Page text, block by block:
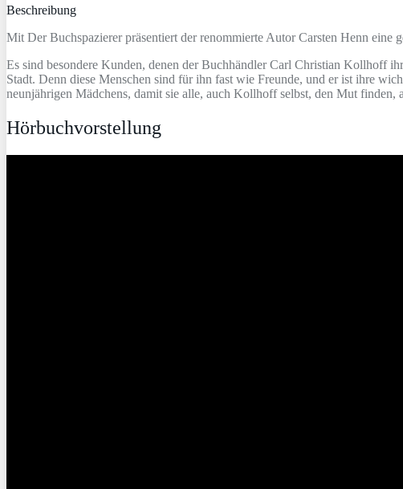
Beschreibung
Mit Der Buchspazierer präsentiert der renommierte Autor Carsten Henn
Es sind besondere Kunden, denen der Buchhändler Carl Christian Kollhoff
Stadt. Denn diese Menschen sind für ihn fast wie Freunde, und er ist ihre
neunjährigen Mädchens, damit sie alle, auch Kollhoff selbst, den Mut finden,
Hörbuchvorstellung